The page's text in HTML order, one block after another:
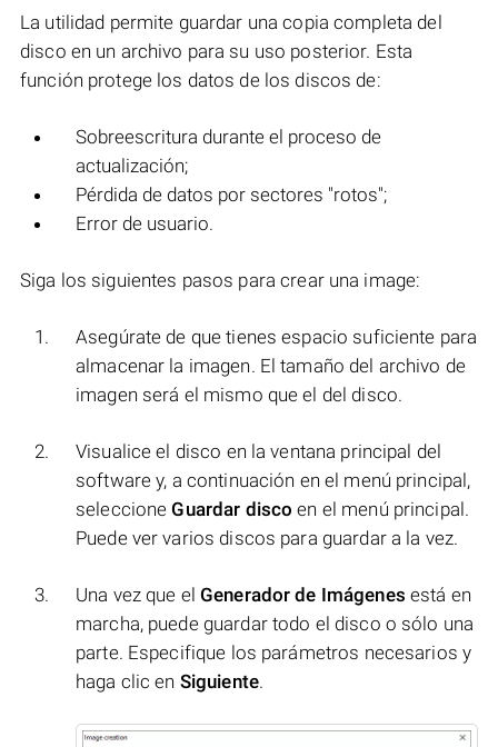
La utilidad permite guardar una copia completa del
disco en un archivo para su uso posterior. Esta
función protege los datos de los discos de:
Sobreescritura durante el proceso de
actualización;
Pérdida de datos por sectores "rotos";
Error de usuario.
Siga los siguientes pasos para crear una image:
Asegúrate de que tienes espacio suficiente para
almacenar la imagen. El tamaño del archivo de
imagen será el mismo que el del disco.
Visualice el disco en la ventana principal del
software y, a continuación en el menú principal,
seleccioneGuardar disco en el menú principal.
Puede ver varios discos para guardar a la vez.
Una vez que el Generador de Imágenes está en
marcha, puede guardar todo el disco o sólo una
parte. Especifique los parámetros necesarios y
haga clic en Siguiente.